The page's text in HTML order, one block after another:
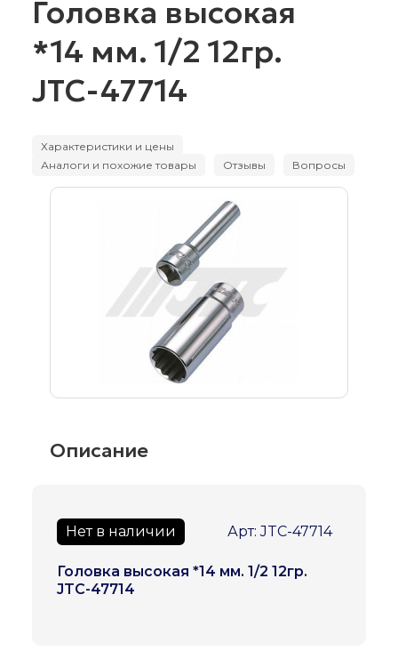
Головка высокая
*14 мм. 1/2 12гр.
JTC-47714
Характеристики и цены
Аналоги и похожие товары
Отзывы Вопросы
Описание
Арт: JTC-47714
Нет в наличии
Головка высокая *14 мм. 1/2 12гр.
JTC-47714